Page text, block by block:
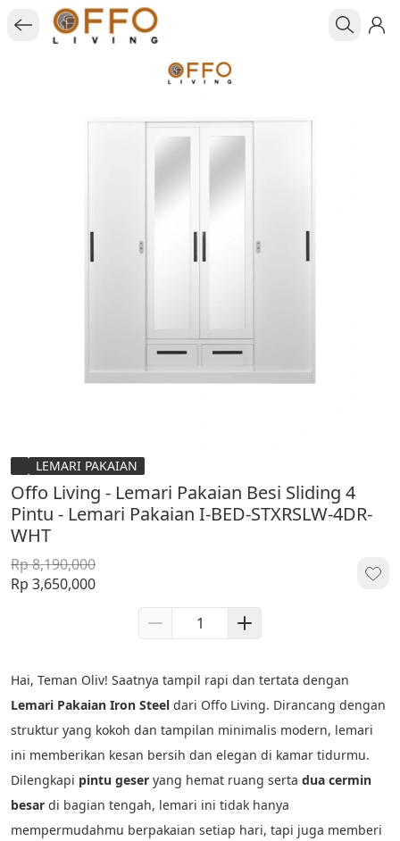
LEMARI PAKAIAN
Offo Living - Lemari Pakaian Besi Sliding 4
Pintu - Lemari Pakaian I-BED-STXRSLW-4DR-
WHT
Rp 8,190,000
Rp 3,650,000
Hai, Teman Oliv! Saatnya tampil rapi dan tertata dengan
Lemari Pakaian Iron Steel dari Offo Living. Dirancang dengan
struktur yang kokoh dan tampilan minimalis modern, lemari
ini memberikan kesan bersih dan elegan di kamar tidurmu.
Dilengkapi pintu geser yang hemat ruang serta dua cermin
besar di bagian tengah, lemari ini tidak hanya
mempermudahmu berpakaian setiap hari, tapi juga memberi